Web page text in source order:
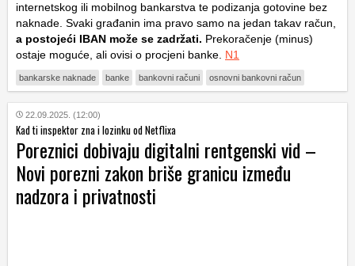
internetskog ili mobilnog bankarstva te podizanja gotovine bez
naknade. Svaki građanin ima pravo samo na jedan takav račun,
a postojeći IBAN može se zadržati. Prekoračenje (minus)
ostaje moguće, ali ovisi o procjeni banke. N1
bankarske naknade banke bankovni računi osnovni bankovni račun
22.09.2025. (12:00)
Kad ti inspektor zna i lozinku od Netflixa
Poreznici dobivaju digitalni rentgenski vid –
Novi porezni zakon briše granicu između
nadzora i privatnosti